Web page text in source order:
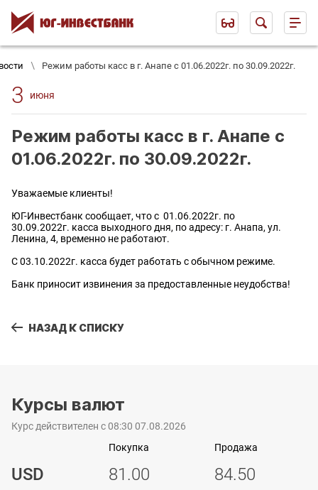
Режим работы касс в г. Анапе с 01.06.2022г. по 30.09.2022г.
3 июня
Режим работы касс в г. Анапе с
01.06.2022г. по 30.09.2022г.
Уважаемые клиенты!
ЮГ-Инвестбанк сообщает, что с 01.06.2022г. по
30.09.2022г. касса выходного дня, по адресу: г. Анапа, ул.
Ленина, 4, временно не работают.
С 03.10.2022г. касса будет работать с обычном режиме.
Банк приносит извинения за предоставленные неудобства!
НАЗАД К СПИСКУ
Курсы валют
Курс действителен с 08:30 07.08.2026
USD
Покупка
81.00
Продажа
84.50